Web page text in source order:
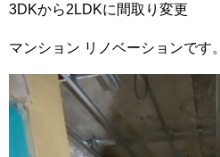
3DKから2LDKに間取り変更
マンション リノベーションです。